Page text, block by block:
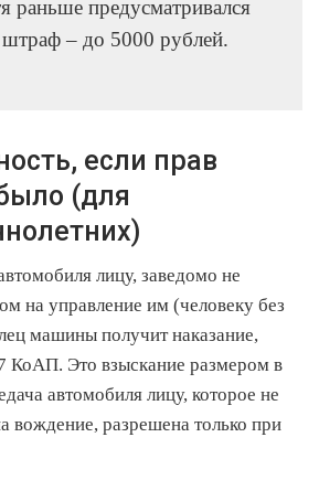
раньше предусматривался
– до 5000 рублей.
если прав
(для
лицу, заведомо не
на управление им (человеку без
машины получит наказание,
КоАП. Это взыскание размером в
автомобиля лицу, которое не
вождение, разрешена только при